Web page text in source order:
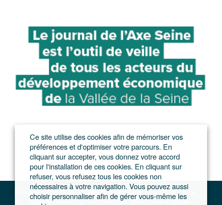
Le journal du Grand Paris – L'actualité du développement de l'Ile-de-France
Stéphane Troussel pour « un Grand Paris démocratique et solidaire »
Ce site utilise des cookies afin de mémoriser vos
préférences et d'optimiser votre parcours. En
cliquant sur accepter, vous donnez votre accord
pour l'installation de ces cookies. En cliquant sur
refuser, vous refusez tous les cookies non
nécessaires à votre navigation. Vous pouvez aussi
choisir personnaliser afin de gérer vous-même les